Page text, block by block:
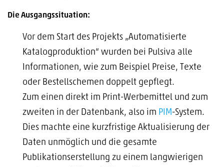
Die Ausgangssituation:
Vor dem Start des Projekts „Automatisierte
Katalogproduktion“ wurden bei Pulsiva alle
Informationen, wie zum Beispiel Preise, Texte
oder Bestellschemen doppelt gepflegt.
Zum einen direkt im Print-Werbemittel und zum
zweiten in der Datenbank, also im PIM-System.
Dies machte eine kurzfristige Aktualisierung der
Daten unmöglich und die gesamte
Publikationserstellung zu einem langwierigen